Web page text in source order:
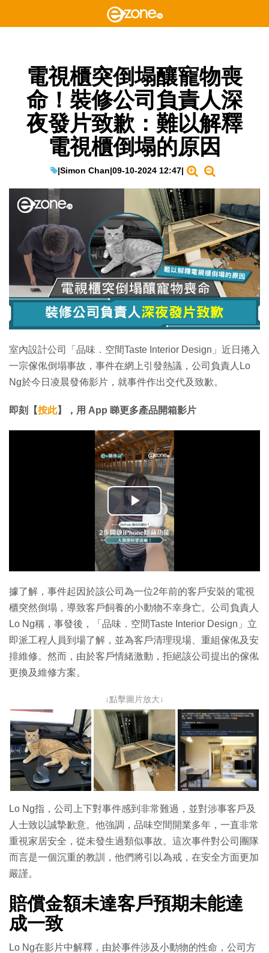
電視櫃突倒塌釀寵物喪
命！裝修公司負責人深
夜發片致歉：難以解釋
電視櫃倒塌的原因
|Simon Chan|09-10-2024 12:47|
室內設計公司「品味．空間Taste Interior Design」近日捲入
一宗傢俬倒塌事故，事件在網上引發熱議，公司負責人Lo
Ng於今日凌晨發佈影片，就事件作出交代及致歉。
即刻【按此】，用 App 睇更多產品開箱影片
播
放
影
片
據了解，事件起因於該公司為一位2年前的客戶安裝的電視
櫃突然倒塌，導致客戶飼養的小動物不幸身亡。公司負責人
Lo Ng稱，事發後，「品味．空間Taste Interior Design」立
即派工程人員到場了解，並為客戶清理現場、重組傢俬及安
排維修。然而，由於客戶情緒激動，拒絕該公司提出的傢俬
更換及維修方案。
↓點擊圖片放大↓
Lo Ng指，公司上下對事件感到非常難過，並對涉事客戶及
人士致以誠摯歉意。他強調，品味空間開業多年，一直非常
重視家居安全，從未發生過類似事故。這次事件對公司團隊
而言是一個沉重的教訓，他們將引以為戒，在安全方面更加
嚴謹。
賠償金額未達客戶預期未能達
成一致
Lo Ng在影片中解釋，由於事件涉及小動物的性命，公司方